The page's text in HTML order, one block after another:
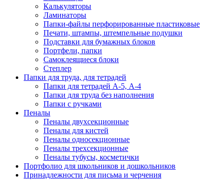
Калькуляторы
Ламинаторы
Папки-файлы перфорированные пластиковые
Печати, штампы, штемпельные подушки
Подставки для бумажных блоков
Портфели, папки
Самоклеящиеся блоки
Степлер
Папки для труда, для тетрадей
Папки для тетрадей А-5, А-4
Папки для труда без наполнения
Папки с ручками
Пеналы
Пеналы двухсекционные
Пеналы для кистей
Пеналы односекционные
Пеналы трехсекционные
Пеналы тубусы, косметички
Портфолио для школьников и дошкольников
Принадлежности для письма и черчения